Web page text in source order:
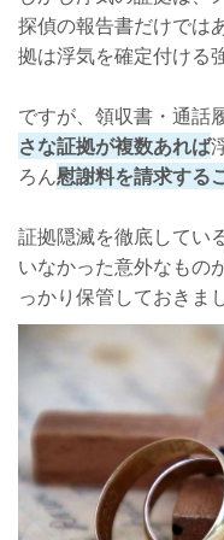
探偵の報告書だけでは
拠は浮気を確定付ける
ですが、領収書・通話
さな証拠が複数あれば
ろん慰謝料を請求する
証拠隠滅を徹底してい
いなかった意外なもの
っかり保管しておきま